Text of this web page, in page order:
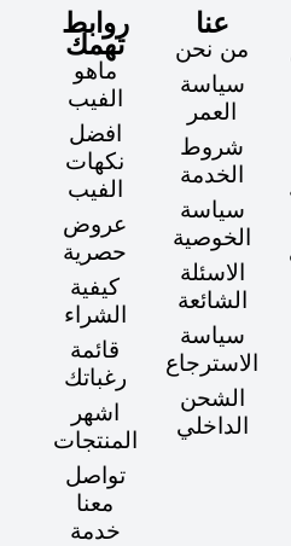
عنا
من نحن
سياسة
العمر
شروط
الخدمة
سياسة
الخوصية
الاسئلة
الشائعة
سياسة
الاسترجاع
الشحن
الداخلي
روابط
تهمك
ماهو
الفيب
افضل
نكهات
الفيب
عروض
حصرية
كيفية
الشراء
قائمة
رغباتك
اشهر
المنتجات
تواصل
معنا
خدمة